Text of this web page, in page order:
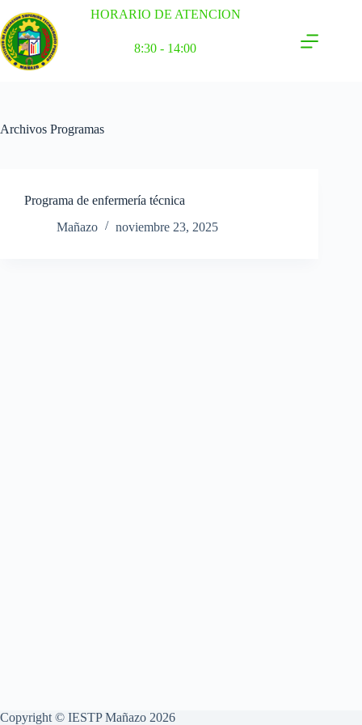
HORARIO DE ATENCION
8:30 - 14:00
Archivos Programas
Programa de enfermería técnica
Mañazo
noviembre 23, 2025
Copyright © IESTP Mañazo 2026